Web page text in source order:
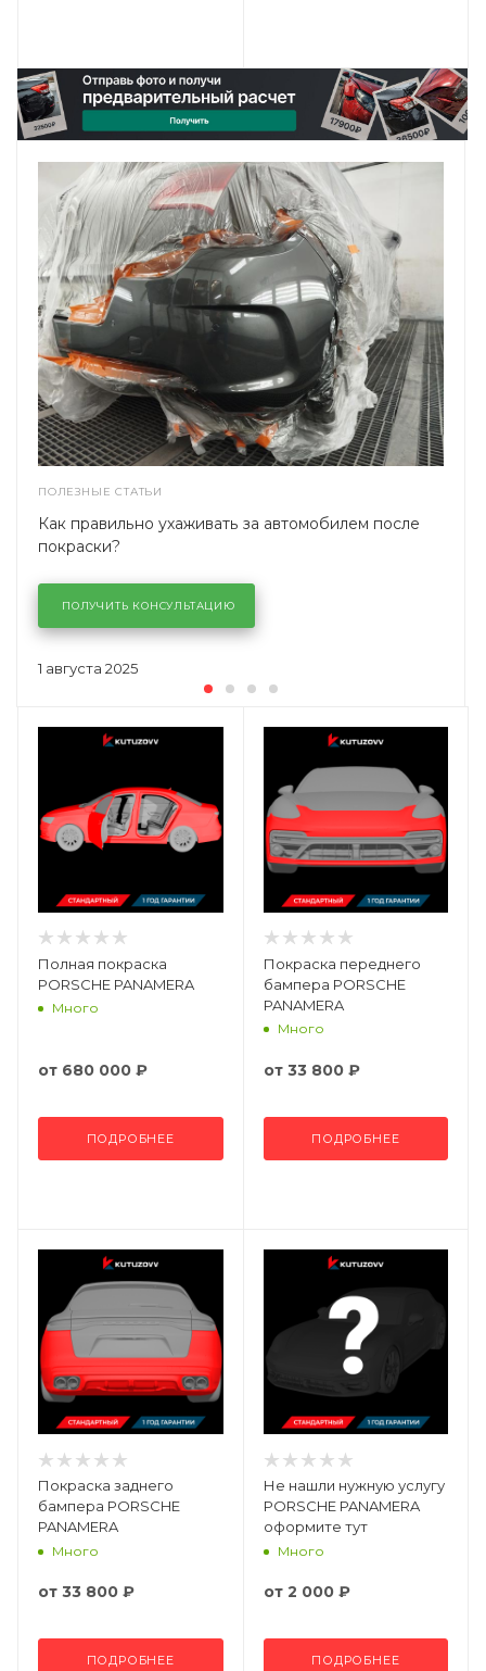
ПОЛЕЗНЫЕ СТАТЬИ
1 августа 2025
Как правильно ухаживать за автомобилем после
покраски?
ПОЛУЧИТЬ КОНСУЛЬТАЦИЮ
Полная покраска
PORSCHE PANAMERA
Много
от 680 000 ₽
ПОДРОБНЕЕ
Покраска переднего
бампера PORSCHE
PANAMERA
Много
от 33 800 ₽
ПОДРОБНЕЕ
Покраска заднего
бампера PORSCHE
PANAMERA
Много
от 33 800 ₽
ПОДРОБНЕЕ
Не нашли нужную услугу
PORSCHE PANAMERA
оформите тут
Много
от 2 000 ₽
ПОДРОБНЕЕ